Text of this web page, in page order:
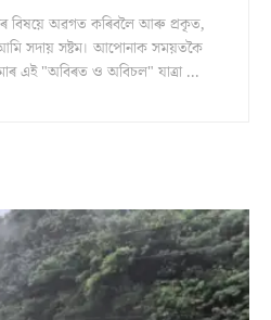
বিষয়ে অৱগত কৰিবলৈ আৰু প্ৰকৃত,
আমি সদায় সষ্টম। আপোনাক সময়তকৈ
এই "অবিৰত ও অবিচল" যাত্ৰা ...